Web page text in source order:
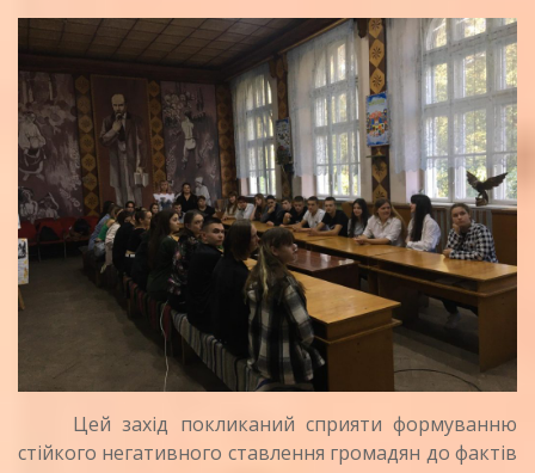
Цей захід покликаний сприяти формуванню
стійкого негативного ставлення громадян до фактів